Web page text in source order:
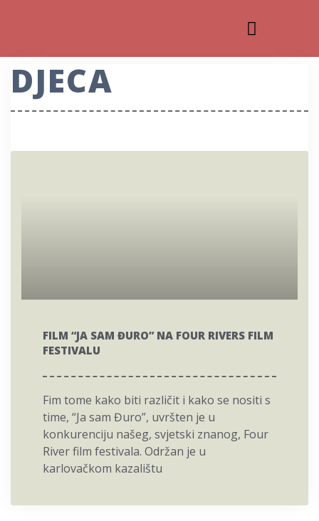
DJECA
FILM “JA SAM ĐURO” NA FOUR RIVERS FILM
FESTIVALU
Fim tome kako biti različit i kako se nositi s
time, “Ja sam Đuro”, uvršten je u
konkurenciju našeg, svjetski znanog, Four
River film festivala. Održan je u
karlovačkom kazalištu